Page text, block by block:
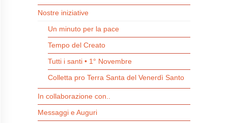
Nostre iniziative
Un minuto per la pace
Tempo del Creato
Tutti i santi • 1° Novembre
Colletta pro Terra Santa del Venerdì Santo
In collaborazione con..
Messaggi e Auguri